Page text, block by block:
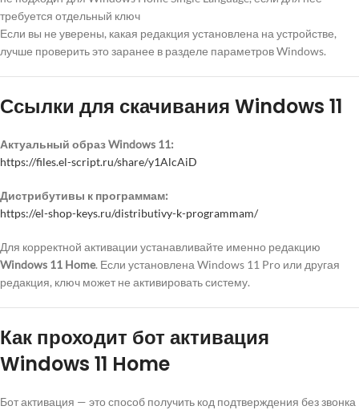
требуется отдельный ключ
Если вы не уверены, какая редакция установлена на устройстве,
лучше проверить это заранее в разделе параметров Windows.
Ссылки для скачивания Windows 11
Актуальный образ Windows 11:
https://files.el-script.ru/share/y1AlcAiD
Дистрибутивы к программам:
https://el-shop-keys.ru/distributivy-k-programmam/
Для корректной активации устанавливайте именно редакцию
Windows 11 Home. Если установлена Windows 11 Pro или другая
редакция, ключ может не активировать систему.
Как проходит бот активация
Windows 11 Home
Бот активация — это способ получить код подтверждения без звонка